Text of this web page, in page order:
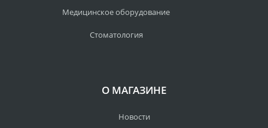
Медицинское оборудование
Стоматология
О МАГАЗИНЕ
Новости